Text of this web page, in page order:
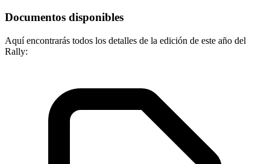
Documentos disponibles
Aquí encontrarás todos los detalles de la edición de este año del
Rally: